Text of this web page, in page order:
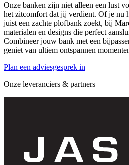
Onze banken zijn niet alleen een lust
het zitcomfort dat jij verdient. Of je nu
juist een zachte plofbank zoekt, bij
materialen en designs die perfect
Combineer jouw bank met een
geniet van ultiem ontspannen
Plan een adviesgesprek in
Onze leveranciers & partners